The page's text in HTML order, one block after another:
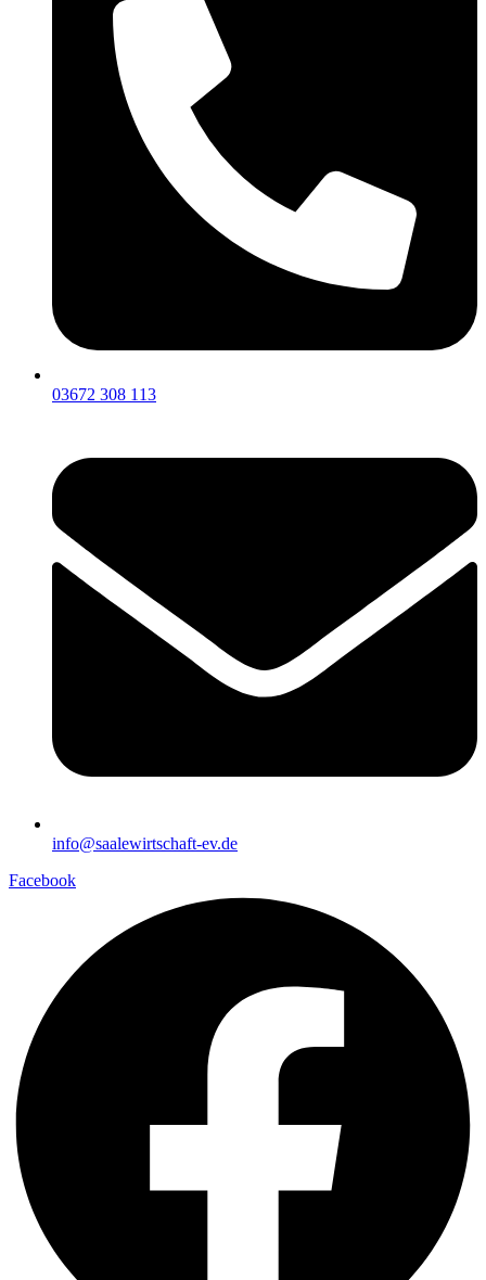
03672 308 113
info@saalewirtschaft-ev.de
Facebook